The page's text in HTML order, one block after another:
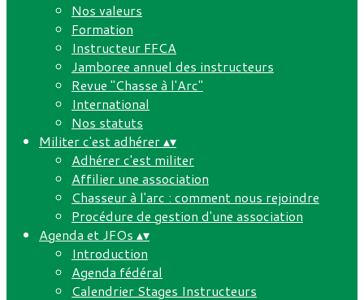
Nos valeurs
Formation
Instructeur FFCA
Jamboree annuel des instructeurs
Revue "Chasse à l'Arc"
International
Nos statuts
Militer c'est adhérer▴▾
Adhérer c'est militer
Affilier une association
Chasseur à l'arc : comment nous rejoindre
Procédure de gestion d'une association
Agenda et JFOs ▴▾
Introduction
Agenda fédéral
Calendrier Stages Instructeurs